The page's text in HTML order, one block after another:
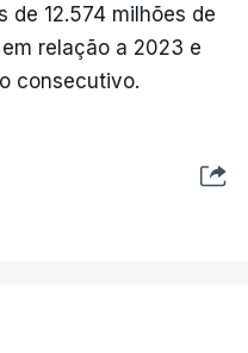
de 12.574 milhões de
relação a 2023 e
consecutivo.